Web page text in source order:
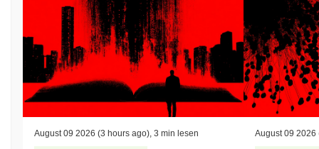
August 09 2026 (3 hours ago) 3 min lesen August 09 2026